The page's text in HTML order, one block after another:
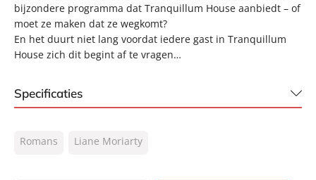
bijzondere programma dat Tranquillum House aanbiedt – of
moet ze maken dat ze wegkomt?
En het duurt niet lang voordat iedere gast in Tranquillum
House zich dit begint af te vragen…
Specificaties
NUR:
302
Romans Liane Moriarty